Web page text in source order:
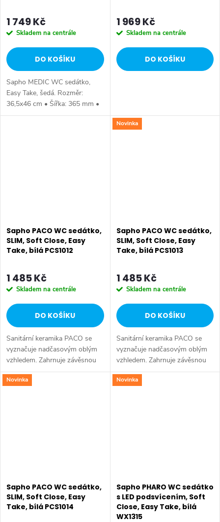
1 749 Kč
Skladem na centrále
DO KOŠÍKU
Sapho MEDIC WC sedátko,
Easy Take, šedá. Rozměr:
36,5x46 cm • Šířka: 365 mm •
Hloubka: 460 mm • Barva:
1 969 Kč
Skladem na centrále
DO KOŠÍKU
Sapho PACO WC sedátko,
SLIM, Soft Close, Easy
Take, bílá PCS1012
1 485 Kč
Skladem na centrále
DO KOŠÍKU
Sanitární keramika PACO se
vyznačuje nadčasovým oblým
vzhledem. Zahrnuje závěsnou
WC mísu a kombi WC v
provedení Rimless. Série: PACO
Novinka
Sapho PACO WC sedátko,
SLIM, Soft Close, Easy
Take, bílá PCS1013
1 485 Kč
Skladem na centrále
DO KOŠÍKU
Sanitární keramika PACO se
vyznačuje nadčasovým oblým
vzhledem. Zahrnuje závěsnou
WC mísu a kombi WC v
provedení Rimless. Série: PACO
Novinka
Sapho PACO WC sedátko,
SLIM, Soft Close, Easy
Take, bílá PCS1014
Novinka
Sapho PHARO WC sedátko
s LED podsvícením, Soft
Close, Easy Take, bílá
WX1315